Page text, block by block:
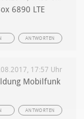
6890 LTE
ANTWORTEN
17:57 Uhr
Mobilfunk
ANTWORTEN